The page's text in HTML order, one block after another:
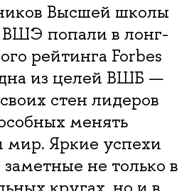
Высшей школы
попали в лонг-
рейтинга Forbes
из целей ВШБ —
стен лидеров
менять
мир. Яркие успехи
не только в